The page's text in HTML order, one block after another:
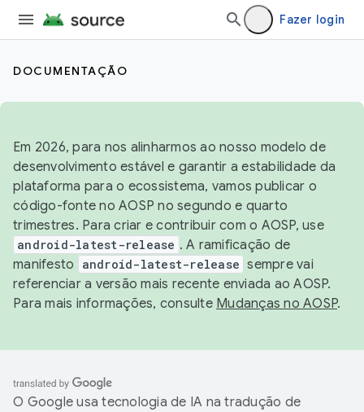
Fazer login
DOCUMENTAÇÃO
Em 2026, para nos alinharmos ao nosso modelo de
desenvolvimento estável e garantir a estabilidade da
plataforma para o ecossistema, vamos publicar o
código-fonte no AOSP no segundo e quarto
trimestres. Para criar e contribuir com o AOSP, use
android-latest-release . A ramificação de
manifesto
android-latest-release sempre vai
referenciar a versão mais recente enviada ao AOSP.
Para mais informações, consulte Mudanças no AOSP.
O Google usa tecnologia de IA na tradução de